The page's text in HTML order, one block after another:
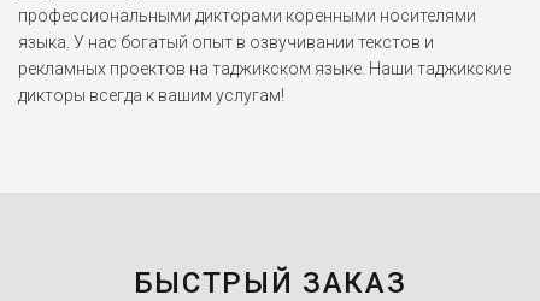
профессиональными дикторами коренными носителями
языка. У нас богатый опыт в озвучивании текстов и
рекламных проектов на таджикском языке. Наши таджикские
дикторы всегда к вашим услугам!
БЫСТРЫЙ ЗАКАЗ